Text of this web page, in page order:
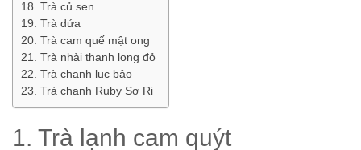
18. Trà củ sen
19. Trà dứa
20. Trà cam quế mật ong
21. Trà nhài thanh long đỏ
22. Trà chanh lục bảo
23. Trà chanh Ruby Sơ Ri
1. Trà lạnh cam quýt